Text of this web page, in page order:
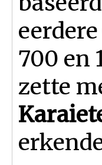
700 en
zette